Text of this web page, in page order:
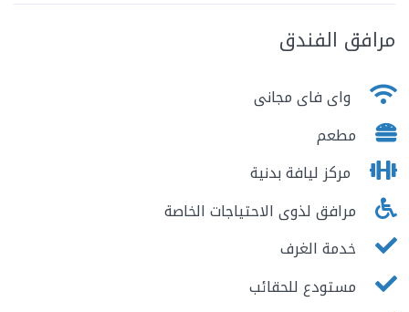
مرافق الفندق
واى فاى مجانى
مطعم
مركز ليافة بدنية
مرافق لذوى الاحتياجات الخاصة
خدمة الغرف
مستودع للحقائب